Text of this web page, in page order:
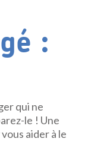
:
qui ne
le ! Une
aider à le